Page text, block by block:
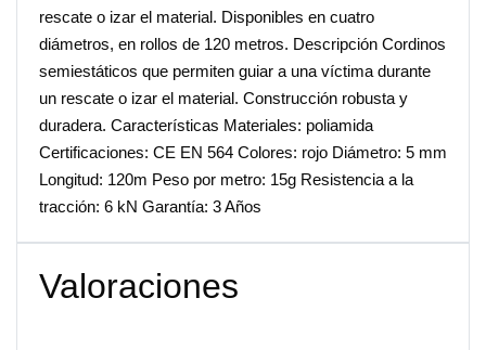
rescate o izar el material. Disponibles en cuatro
diámetros, en rollos de 120 metros. Descripción Cordinos
semiestáticos que permiten guiar a una víctima durante
un rescate o izar el material. Construcción robusta y
duradera. Características Materiales: poliamida
Certificaciones: CE EN 564 Colores: rojo Diámetro: 5 mm
Longitud: 120m Peso por metro: 15g Resistencia a la
tracción: 6 kN Garantía: 3 Años
Valoraciones